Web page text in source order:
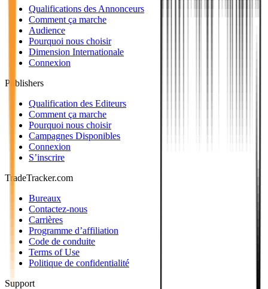
Qualifications des Annonceurs
Comment ça marche
Audience
Pourquoi nous choisir
Dimension Internationale
Connexion
Publishers
Qualification des Editeurs
Comment ça marche
Pourquoi nous choisir
Campagnes Disponibles
Connexion
S’inscrire
TradeTracker.com
Bureaux
Contactez-nous
Carrières
Programme d’affiliation
Code de conduite
Terms of Use
Politique de confidentialité
Support